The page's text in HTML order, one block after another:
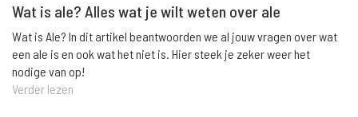
Wat is ale? Alles wat je wilt weten over ale
Wat is Ale? In dit artikel beantwoorden we al jouw vragen over wat
een ale is en ook wat het niet is. Hier steek je zeker weer het
nodige van op!
Verder lezen